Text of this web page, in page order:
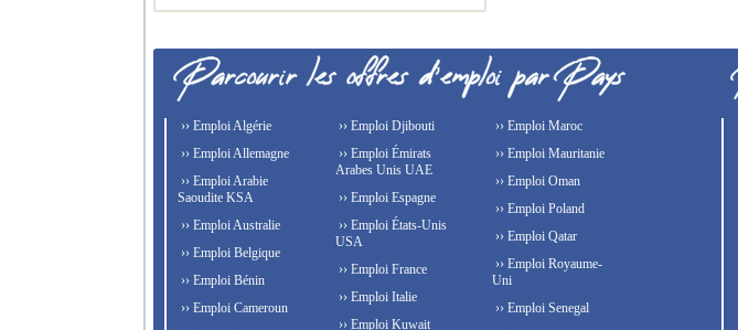
›› Emploi Algérie
›› Emploi Allemagne
›› Emploi Arabie
Saoudite KSA
›› Emploi Australie
›› Emploi Belgique
›› Emploi Bénin
›› Emploi Cameroun
›› Emploi Djibouti
›› Emploi Émirats
Arabes Unis UAE
›› Emploi Espagne
›› Emploi États-Unis
USA
›› Emploi France
›› Emploi Italie
›› Emploi Kuwait
›› Emploi Maroc
›› Emploi Mauritanie
›› Emploi Oman
›› Emploi Poland
›› Emploi Qatar
›› Emploi Royaume-
Uni
›› Emploi Senegal